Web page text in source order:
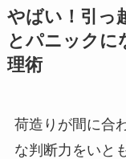
やばい！引っ
とパニックに
理術
荷造りが間に合
な判断力をいと